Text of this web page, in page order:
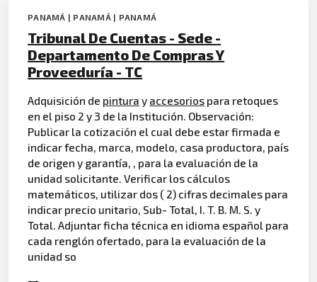
PANAMÁ | PANAMÁ | PANAMÁ
Tribunal De Cuentas - Sede -
Departamento De Compras Y
Proveeduría - TC
Adquisición de pintura y accesorios para retoques
en el piso 2 y 3 de la Institución. Observación:
Publicar la cotización el cual debe estar firmada e
indicar fecha, marca, modelo, casa productora, país
de origen y garantía, , para la evaluación de la
unidad solicitante. Verificar los cálculos
matemáticos, utilizar dos ( 2) cifras decimales para
indicar precio unitario, Sub- Total, I. T. B. M. S. y
Total. Adjuntar ficha técnica en idioma español para
cada renglón ofertado, para la evaluación de la
unidad so